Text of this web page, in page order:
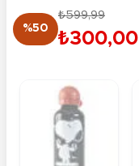
%50
₺599,99
₺300,00